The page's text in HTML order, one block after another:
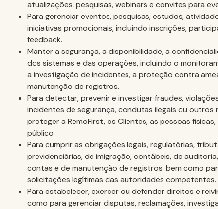
atualizações, pesquisas, webinars e convites para
Para gerenciar eventos, pesquisas, estudos,
iniciativas promocionais, incluindo inscrições,
feedback.
Manter a segurança, a disponibilidade, a
dos sistemas e das operações, incluindo o
a investigação de incidentes, a proteção contra
manutenção de registros.
Para detectar, prevenir e investigar fraudes,
incidentes de segurança, condutas ilegais ou outros
proteger a RemoFirst, os Clientes, as pessoas
público.
Para cumprir as obrigações legais, regulatórias,
previdenciárias, de imigração, contábeis, de
contas e de manutenção de registros, bem como
solicitações legítimas das autoridades competentes.
Para estabelecer, exercer ou defender direitos e
como para gerenciar disputas, reclamações,